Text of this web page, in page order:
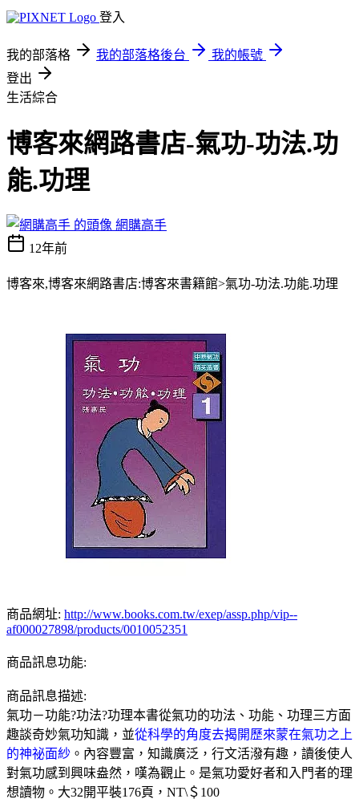
登入
我的部落格 我的部落格後台
我的帳號
登出
生活綜合
博客來網路書店-氣功-功法.功
能.功理
網購高手
12年前
博客來,博客來網路書店:博客來書籍館>氣功-功法.功能.功理
商品網址: http://www.books.com.tw/exep/assp.php/vip--
af000027898/products/0010052351
商品訊息功能:
商品訊息描述:
氣功－功能?功法?功理本書從氣功的功法、功能、功理三方面
趣談奇妙氣功知識，並從科學的角度去揭開歷來蒙在氣功之上
的神祕面紗 。內容豐富，知識廣泛，行文活潑有趣，讀後使人
對氣功感到興味盎然，嘆為觀止。是氣功愛好者和入門者的理
想讀物。大32開平裝176頁，NT\＄100